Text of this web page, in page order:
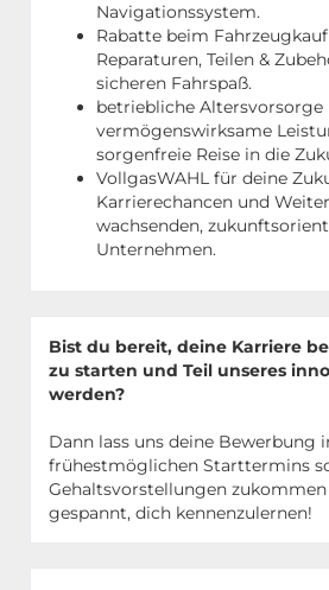
Navigationssystem.
Rabatte beim
Reparaturen, Teilen &
sicheren Fahrspaß.
betriebliche Altersvorsorge
vermögenswirksame
sorgenfreie Reise in die
VollgasWAHL für deine
Karrierechancen und
wachsenden,
Unternehmen.
Bist du bereit, deine Karriere
zu starten und Teil unseres
werden?
Dann lass uns deine Bewerbung
frühestmöglichen Starttermins
Gehaltsvorstellungen zukommen
gespannt, dich kennenzulernen!